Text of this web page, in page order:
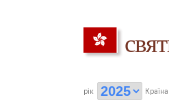
рік Країна